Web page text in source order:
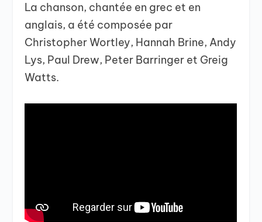
La chanson, chantée en grec et en
anglais, a été composée par
Christopher Wortley, Hannah Brine, Andy
Lys, Paul Drew, Peter Barringer et Greig
Watts.